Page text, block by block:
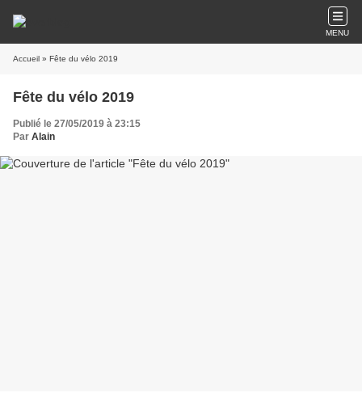
MENU
Accueil » Fête du vélo 2019
Fête du vélo 2019
Publié le 27/05/2019 à 23:15
Par Alain